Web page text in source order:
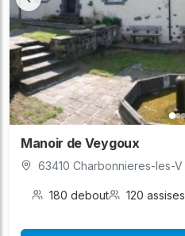
Manoir de Veygoux
63410 Charbonnieres-les-V
180 debout 120 assises